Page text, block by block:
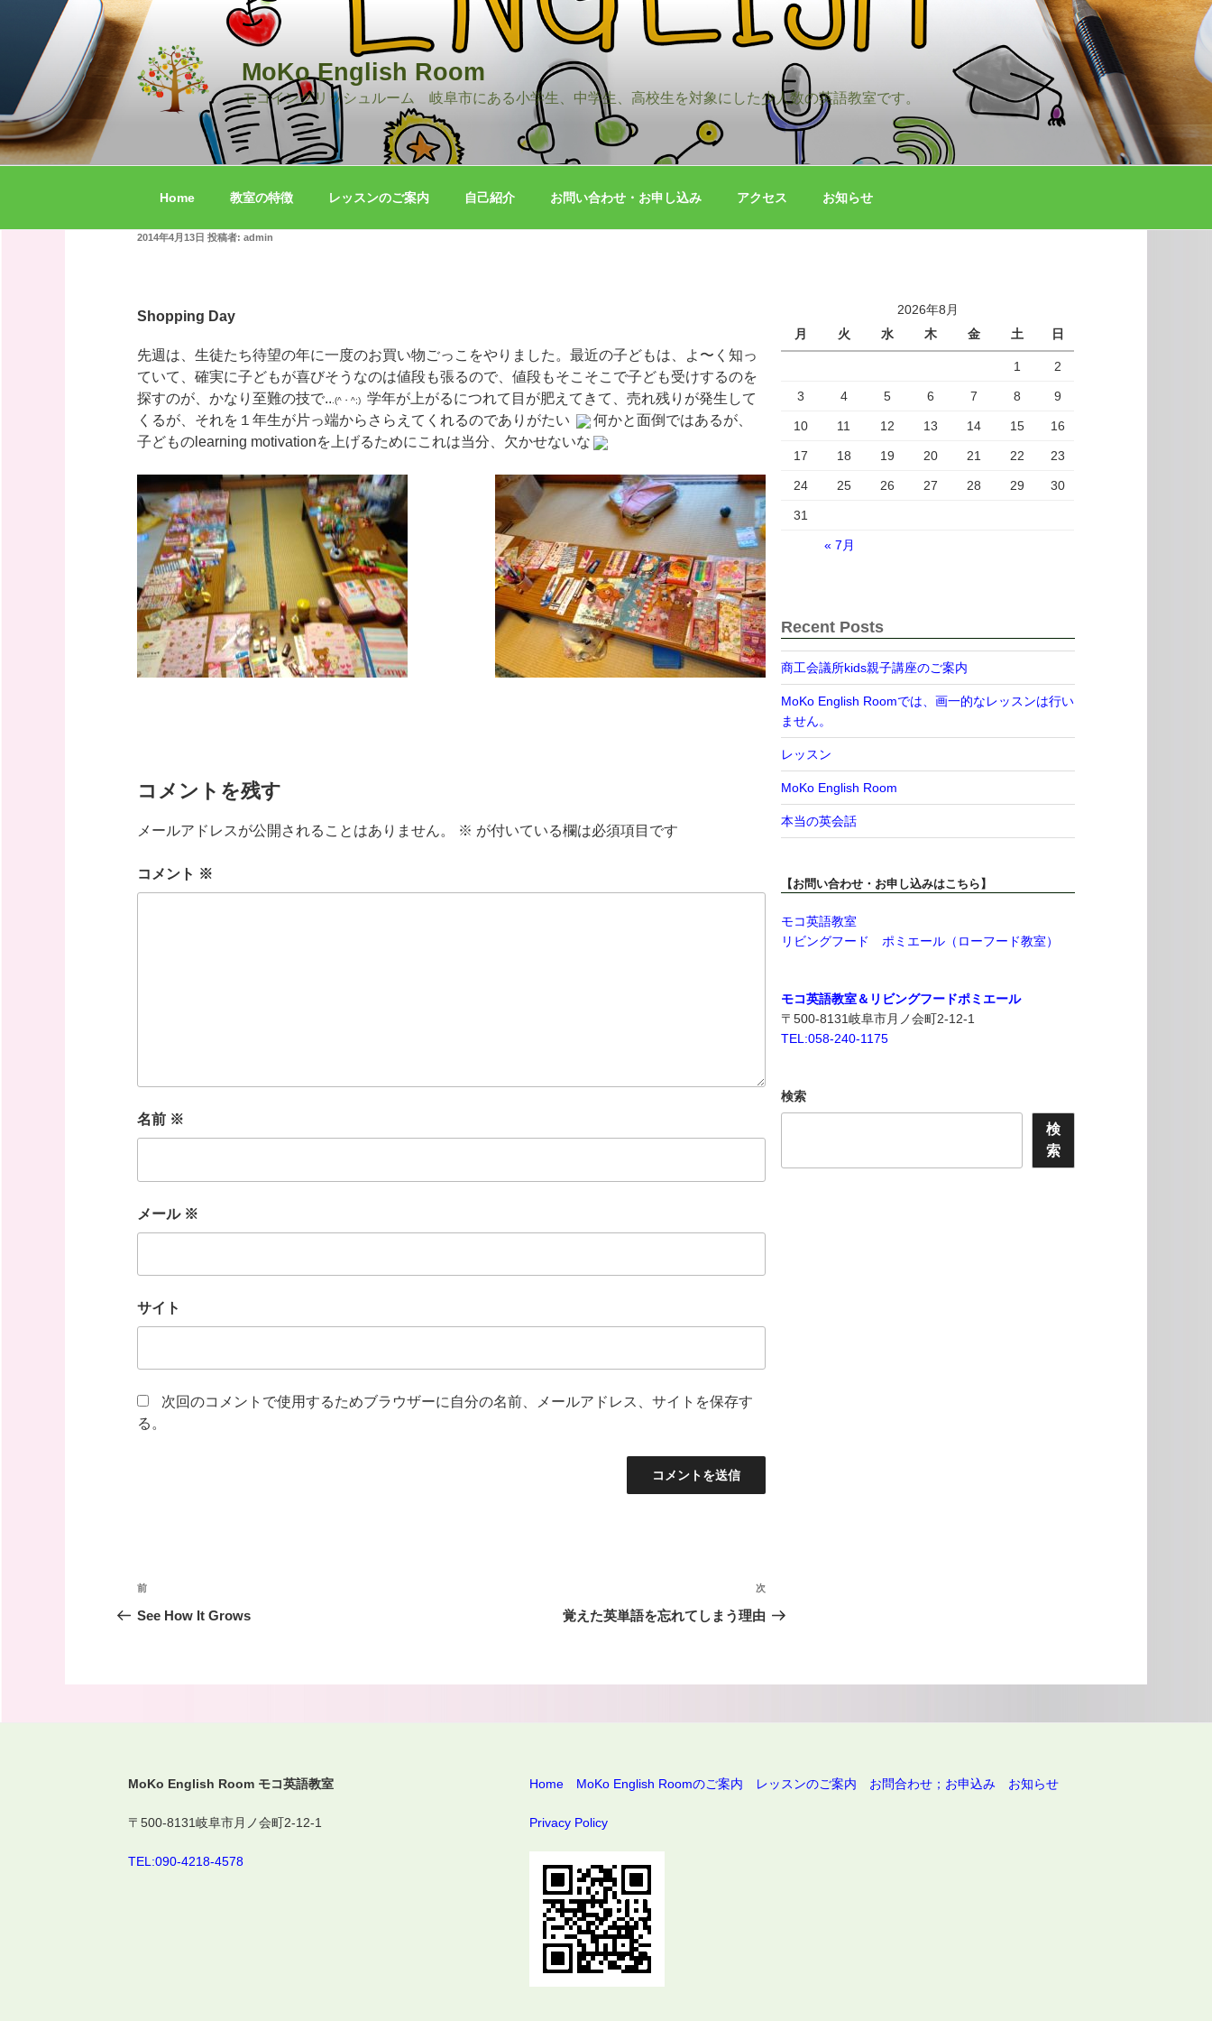
へ
ス
キ
MoKo English Room
モコイングリッシュルーム 岐阜市にある小学生、中学生、高校生を対象にした少人数の英語教室です。
Home 教室の特徴 レッスンのご案内 自己紹介 お問い合わせ・お申し込み アクセス お知らせ
投
2014年4月13日 投稿者: admin
Shopping Day
先週は、生徒たち待望の年に一度のお買い物ごっこをやりました。最近の子どもは、よ〜く知っ
ていて、確実に子どもが喜びそうなのは値段も張るので、値段もそこそこで子ども受けするのを
探すのが、かなり至難の技で...(^・^;)
学年が上がるにつれて目が肥えてきて、売れ残りが発生して
くるが、それを１年生が片っ端からさらえてくれるのでありがたい
何かと面倒ではあるが、
子どものlearning motivationを上げるためにこれは当分、欠かせないな
コメントを残す
メールアドレスが公開されることはありません。 ※ が付いている欄は必須項目です
コメント ※
名前 ※
メール ※
サイト
次回のコメントで使用するためブラウザーに自分の名前、メールアドレス、サイトを保存す
る。
稿
ナ
前
の
前
See How It Grows
次
の
次
覚えた英単語を忘れてしまう理由
2026年8月
月
火 水 木 金 土 日
1 2
3 4 5 6 7 8 9
10 11 12 13 14 15 16
17 18 19 20 21 22 23
24 25 26 27 28 29 30
31
« 7月
Recent Posts
商工会議所kids親子講座のご案内
MoKo English Roomでは、画一的なレッスンは行い
ません。
レッスン
MoKo English Room
本当の英会話
【お問い合わせ・お申し込みはこちら】
モコ英語教室
リビングフード ポミエール（ローフード教室）
モコ英語教室＆リビングフードポミエール
〒500-8131岐阜市月ノ会町2-12-1
TEL:058-240-1175
検索
検
索
MoKo English Room モコ英語教室
〒500-8131岐阜市月ノ会町2-12-1
TEL:090-4218-4578
Home MoKo English Roomのご案内 レッスンのご案内 お問合わせ；お申込み お知らせ
Privacy Policy